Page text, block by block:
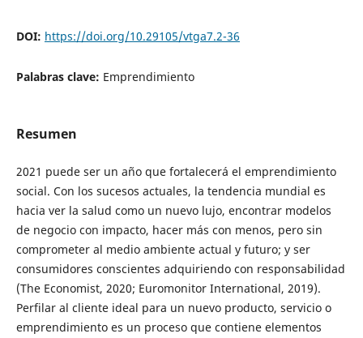
DOI: https://doi.org/10.29105/vtga7.2-36
Palabras clave: Emprendimiento
Resumen
2021 puede ser un año que fortalecerá el emprendimiento
social. Con los sucesos actuales, la tendencia mundial es
hacia ver la salud como un nuevo lujo, encontrar modelos
de negocio con impacto, hacer más con menos, pero sin
comprometer al medio ambiente actual y futuro; y ser
consumidores conscientes adquiriendo con responsabilidad
(The Economist, 2020; Euromonitor International, 2019).
Perfilar al cliente ideal para un nuevo producto, servicio o
emprendimiento es un proceso que contiene elementos